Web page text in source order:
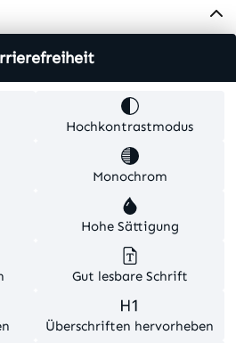
Mehrwertsteuer zzgl.
. Alle Artikelangaben sind
und ohne Gewähr.
Rechte vorbehalten. Theme by
Innovations
Hochkontrastmodus
Monochrom
Hohe Sättigung
Gut lesbare Schrift
Überschriften hervorheben
Cookies, um eine bestmögliche